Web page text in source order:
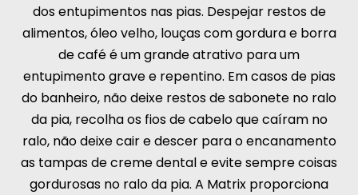
dos entupimentos nas pias. Despejar restos de
alimentos, óleo velho, louças com gordura e borra
de café é um grande atrativo para um
entupimento grave e repentino. Em casos de pias
do banheiro, não deixe restos de sabonete no ralo
da pia, recolha os fios de cabelo que caíram no
ralo, não deixe cair e descer para o encanamento
as tampas de creme dental e evite sempre coisas
gordurosas no ralo da pia. A Matrix proporciona